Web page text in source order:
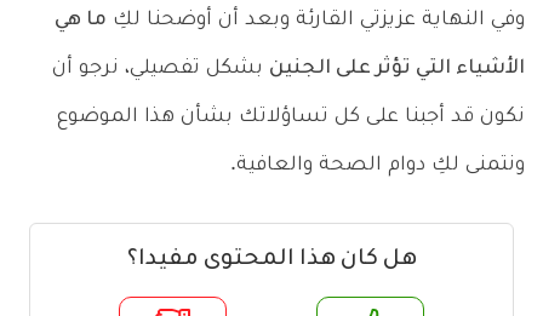
وفي النهاية عزيزتي القارئة وبعد أن أوضحنا لكِ ما هي
الأشياء التي تؤثر على الجنين بشكل تفصيلي، نرجو أن
نكون قد أجبنا على كل تساؤلاتك بشأن هذا الموضوع
ونتمنى لكِ دوام الصحة والعافية.
هل كان هذا المحتوى مفيدا؟